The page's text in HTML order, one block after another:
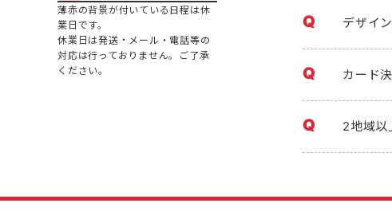
デザイ
カード
2地域以
薄赤の背景が付いている日程は休
業日です。
休業日は発送・メール・電話等の
対応は行っておりません。ご了承
ください。